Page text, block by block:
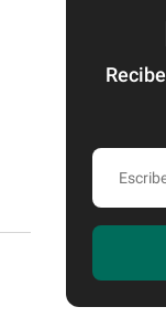
Escribe
email